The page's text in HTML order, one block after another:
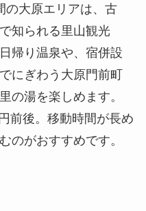
の大原エリアは、古
知られる里山観光
帰り温泉や、宿併設
にぎわう大原門前町
の湯を楽しめます。
前後。移動時間が長め
のがおすすめです。